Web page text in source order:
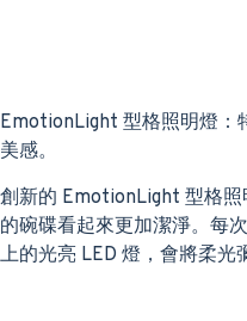
EmotionLight 型格照明燈：
美感。
創新的 EmotionLight 型格
的碗碟看起來更加潔淨。每
上的光亮 LED 燈，會將柔光